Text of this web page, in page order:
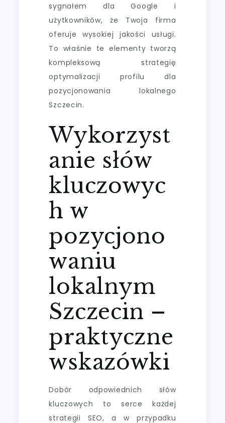
sygnałem dla Google i
użytkowników, że Twoja firma
oferuje wysokiej jakości usługi.
To właśnie te elementy tworzą
kompleksową strategię
optymalizacji profilu dla
pozycjonowania lokalnego
Szczecin.
Wykorzyst
anie słów
kluczowyc
h w
pozycjono
waniu
lokalnym
Szczecin –
praktyczne
wskazówki
Dobór odpowiednich słów
kluczowych to serce każdej
strategii SEO, a w przypadku